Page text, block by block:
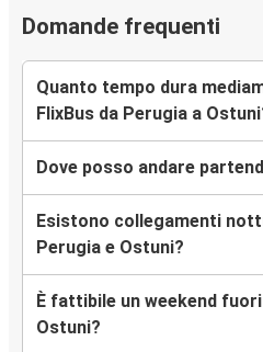
Domande frequenti
Quanto tempo dura
FlixBus da Perugia a
Dove posso andare
Esistono collegamenti
Perugia e Ostuni?
È fattibile un weekend
Ostuni?